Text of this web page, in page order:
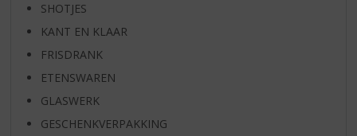
SHOTJES
KANT EN KLAAR
FRISDRANK
ETENSWAREN
GLASWERK
GESCHENKVERPAKKING